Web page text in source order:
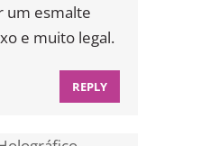
um esmalte
e muito legal.
REPLY